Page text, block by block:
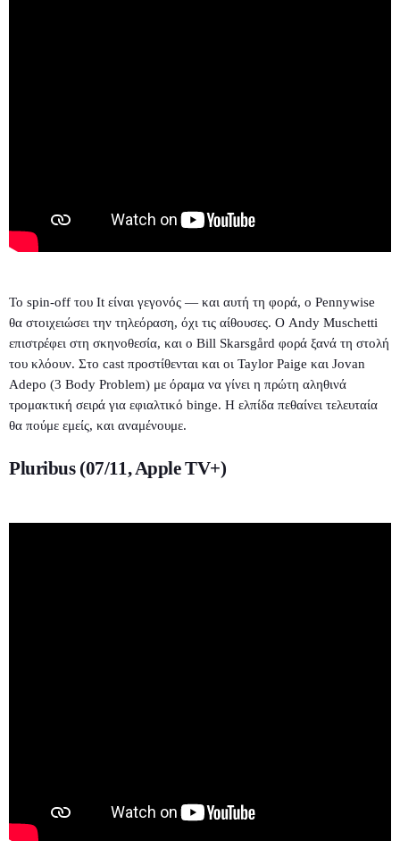
Το spin-off του It είναι γεγονός — και αυτή τη φορά, ο Pennywise
θα στοιχειώσει την τηλεόραση, όχι τις αίθουσες. Ο Andy Muschetti
επιστρέφει στη σκηνοθεσία, και ο Bill Skarsgård φορά ξανά τη στολή
του κλόουν. Στο cast προστίθενται και οι Taylor Paige και Jovan
Adepo (3 Body Problem) με όραμα να γίνει η πρώτη αληθινά
τρομακτική σειρά για εφιαλτικό binge. Η ελπίδα πεθαίνει τελευταία
θα πούμε εμείς, και αναμένουμε.
Pluribus (07/11, Apple TV+)